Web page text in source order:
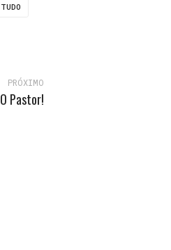
TUDO
PRÓXIMO
O Pastor!